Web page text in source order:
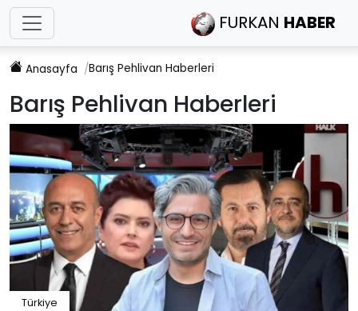
FURKAN HABER
Anasayfa Barış Pehlivan Haberleri
Barış Pehlivan Haberleri
Türkiye